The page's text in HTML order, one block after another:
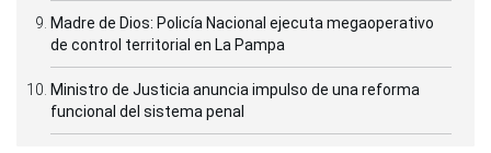
Madre de Dios: Policía Nacional ejecuta megaoperativo
de control territorial en La Pampa
Ministro de Justicia anuncia impulso de una reforma
funcional del sistema penal